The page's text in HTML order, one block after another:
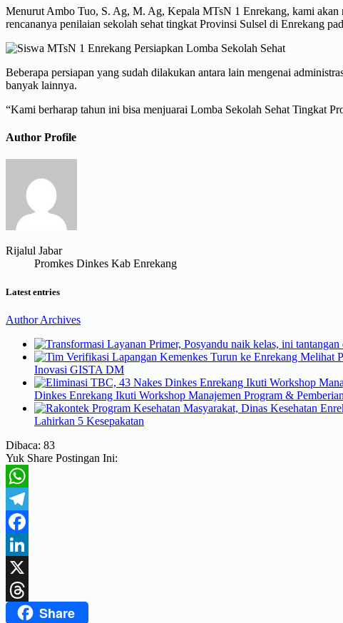
Menurut Ambo Tuo, S. Ag, M. Ag, Kepala MTsN 1 Enrekang, kami akan
rencananya penilaian sekolah sehat tingkat Provinsi Sulsel di Enrekang
Beberapa persiapan yang sudah dilakukan antara lain mengenai
banyak lainnya.
“Kami berharap tahun ini bisa menjuarai Lomba Sekolah Sehat Tingkat
Author Profile
Rijalul Jabar
Promkes Dinkes Kab Enrekang
Latest entries
Author Archives
Inovasi GISTA DM
Dinkes Enrekang Ikuti Workshop Manajemen Program &
Lahirkan 5 Kesepakatan
Dibaca: 83
Yuk Share Postingan Ini:
WhatsApp
Telegram
Facebook
LinkedIn
X
ThreadsShare